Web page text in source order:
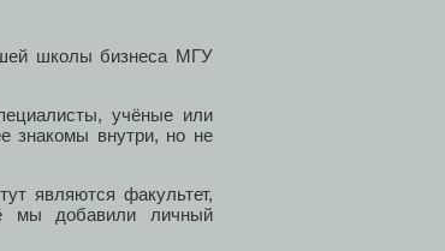
школы бизнеса МГУ
учёные или
знакомы внутри, но не
являются факультет,
мы добавили личный